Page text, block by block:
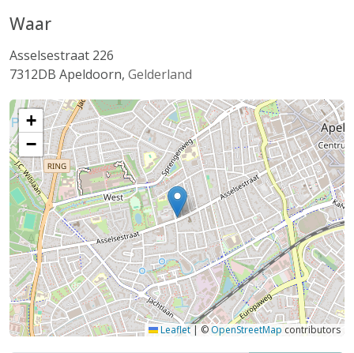
Waar
Asselsestraat 226
7312DB Apeldoorn, Gelderland
+
−
Leaflet| © OpenStreetMap contributors